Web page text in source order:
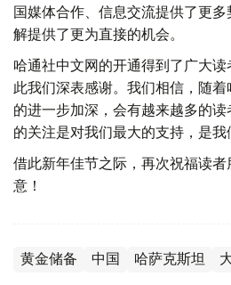
国媒体合作、信息交流提供了更
解提供了更为直接的机会。
哈通社中文网的开通得到了广大
此我们深表感谢。我们相信，随
的进一步加深，会有越来越多的
的关注是对我们最大的支持，是我
借此新年佳节之际，再次祝福读
意！
黄金储备 中国 哈萨克斯坦